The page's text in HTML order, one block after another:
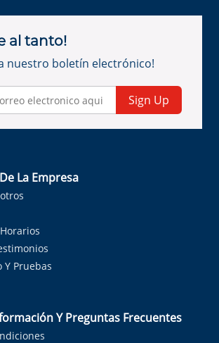
al tanto!
nuestro boletín electrónico!
Sign Up
La Empresa
Pruebas
Y Preguntas Frecuentes